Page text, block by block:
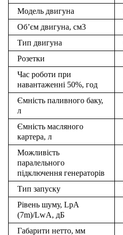
Модель двигуна
Об’єм двигуна, см3
Тип двигуна
Розетки
Час роботи при
навантаженні 50%, год
Ємність паливного баку,
л
Ємність масляного
картера, л
Можливість
паралельного
підключення генераторів
Тип запуску
Рівень шуму, LpA
(7m)/LwA, дБ
Габарити нетто, мм